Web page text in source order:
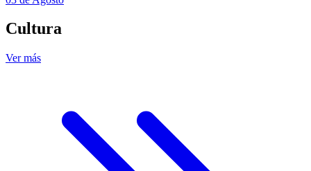
Cultura
Ver más